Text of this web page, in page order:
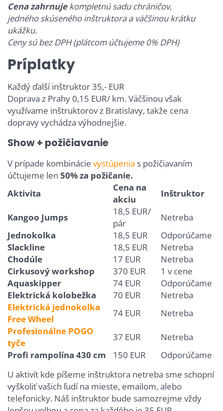
Cena zahrnujekompletnú sadu chráničov,
jedného skúseného inštruktora a väčšinou krátku
ukážku.
Ceny sú bez DPH (plátcom účtujeme 0% DPH)
Príplatky
Každý ďalší inštruktor 35,- EUR
Doprava z Prahy 0,15 EUR/ km. Väčšinou však
využívame inštruktorov z Bratislavy, takže cena
dopravy vychádza výhodnejšie.
Show + požičiavanie
V prípade kombinácie vystúpenia s požičiavaním
účtujeme len 50% za požičanie.
Aktivita
Cena na
akciu
Inštruktor
Kangoo Jumps
18,5 EUR/
pár
Netreba
Jednokolka
18,5 EUR
Odporúčame
Slackline
18,5 EUR
Netreba
Chodúle
17 EUR
Netreba
Cirkusový workshop
370 EUR
1 v cene
Aquaskipper
74 EUR
Odporúčame
Elektrická kolobežka
70 EUR
Netreba
Elektrická jednokolka
Free Wheel
74 EUR
Netreba
Profesionálne POGO
tyče
37 EUR
Netreba
Profi rampolína 430 cm
150 EUR
Odporúčame
U aktivít kde píšeme inštruktora netreba sme schopní
vyškoliť vašich ľudí na mieste, emailom, alebo
telefonicky. Náš inštruktor bude samozrejme vždy